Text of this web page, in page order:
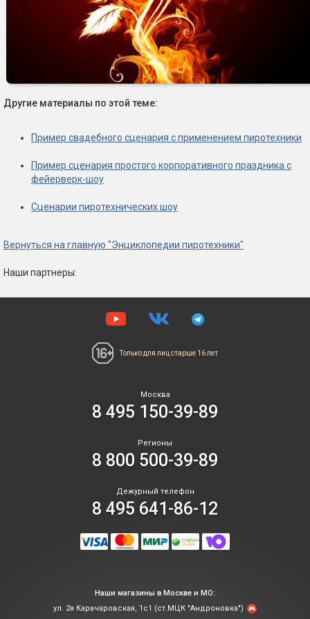
Другие материалы по этой теме:
Пример свадебного сценария с применением пиротехники
Пример сценария простого корпоративного праздника с
фейерверк-шоу
Сценарии пиротехнических шоу
Вернуться на главную "Энциклопедии пиротехники"
Наши партнеры:
Только для лиц старше 16 лет
Москва
8 495 150-39-89
Регионы
8 800 500-39-89
Дежурный телефон
8 495 641-86-12
Наши магазины в Москве и МО:
ул. 2я Карачаровская, 1с1 (ст.МЦК "Андроновка")